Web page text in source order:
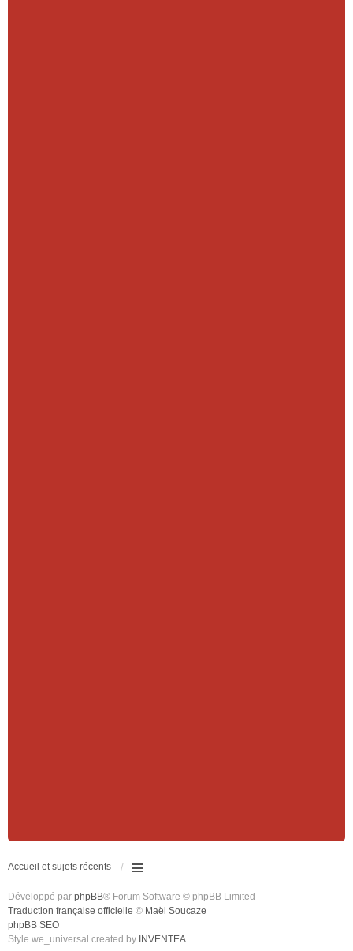
Accueil et sujets récents
Développé par phpBB® Forum Software © phpBB Limited
Traduction française officielle © Maël Soucaze
phpBB SEO
Style we_universal created by INVENTEA